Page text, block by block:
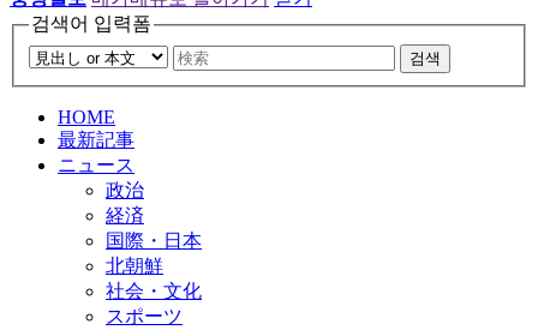
검색어 입력폼
검색
HOME
最新記事
ニュース
政治
経済
国際・日本
北朝鮮
社会・文化
スポーツ